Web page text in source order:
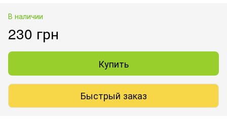
В наличии
230 грн
Купить
Быстрый заказ